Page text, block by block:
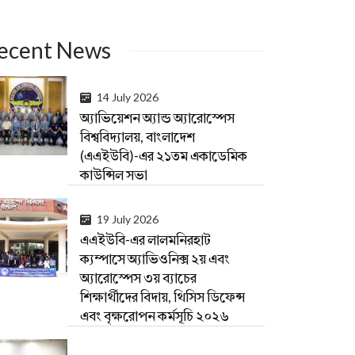
News
14 July 2026
অ্যাভিয়েশন অ্যান্ড অ্যারোস্পেস
বিশ্ববিদ্যালয়, বাংলাদেশ
(এএইউবি)-এর ২১তম একাডেমিক
কাউন্সিল সভা
19 July 2026
এএইউবি-এর লালমনিরহাট
ক্যম্পাসে অ্যাভিওনিক্স ২য় এবং
অ্যারোস্পেস ৩য় ব্যাচের
শিক্ষার্থীদের বিদায়, থিসিস ডিফেন্স
এবং বৃক্ষরোপন কর্মসূচি ২০২৬